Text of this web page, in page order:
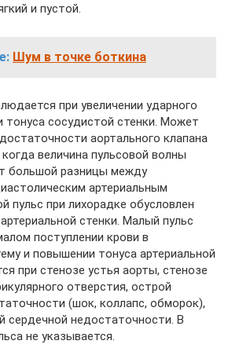
и пустой.
Шум в точке боткина
при увеличении ударного
тонуса сосудистой стенки. Может
аортального клапана
величина пульсовой волны
большой разницы между
артериальным
пульс при лихорадке обусловлен
стенки. Малый пульс
поступлении крови в
и повышении тонуса артериальной
при стенозе устья аорты, стенозе
отверстия, острой
(шок, коллапс, обморок),
сердечной недостаточности. В
не указывается.